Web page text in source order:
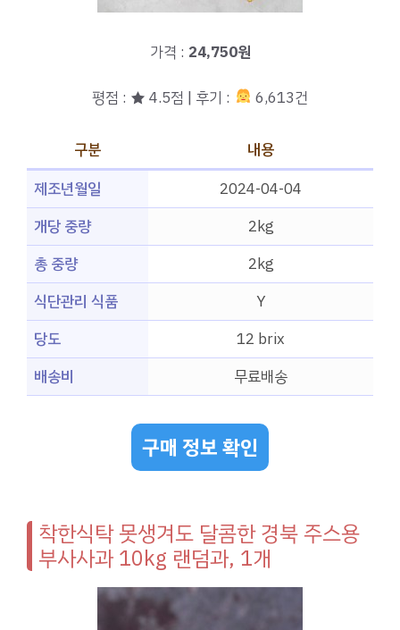
가격 : 24,750원
평점 : ★ 4.5점 | 후기 : 6,613건
구분
내용
제조년월일
2024-04-04
개당 중량
2kg
총 중량
2kg
식단관리 식품
Y
당도
12 brix
배송비
무료배송
구매 정보 확인
착한식탁 못생겨도 달콤한 경북 주스용
부사사과 10kg 랜덤과, 1개